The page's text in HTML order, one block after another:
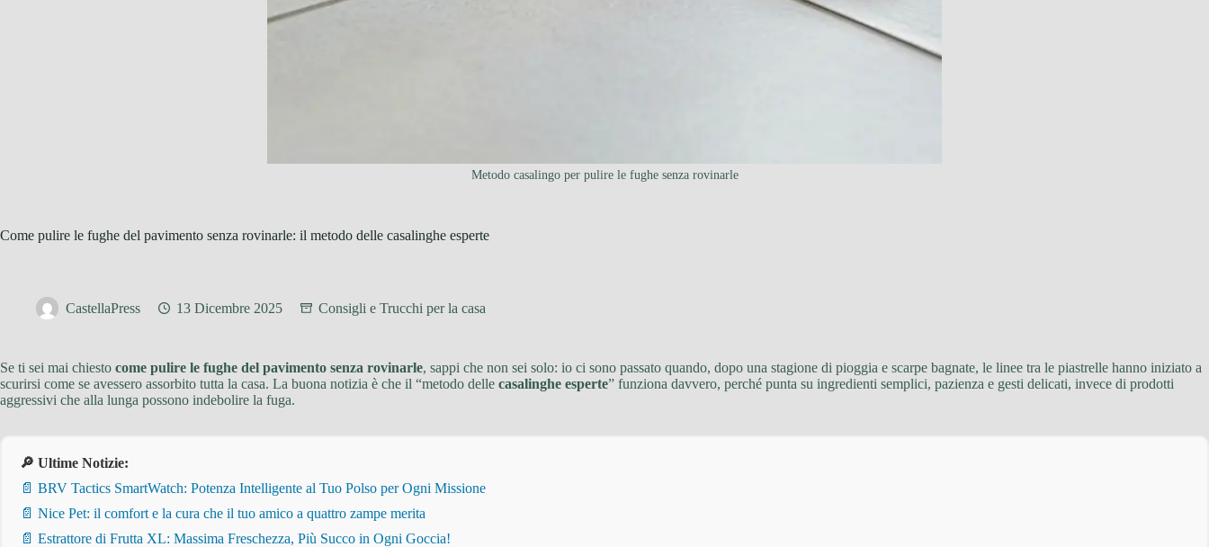
Metodo casalingo per pulire le fughe senza rovinarle
Come pulire le fughe del pavimento senza rovinarle: il metodo delle casalinghe esperte
CastellaPress 13 Dicembre 2025 Consigli e Trucchi per la casa
Se ti sei mai chiesto come pulire le fughe del pavimento senza rovinarle, sappi che non sei solo: io ci sono passato quando, dopo una stagione di pioggia e scarpe bagnate, le linee tra le piastrelle hanno iniziato a
scurirsi come se avessero assorbito tutta la casa. La buona notizia è che il “metodo delle casalinghe esperte” funziona davvero, perché punta su ingredienti semplici, pazienza e gesti delicati, invece di prodotti
aggressivi che alla lunga possono indebolire la fuga.
🔎 Ultime Notizie:
📄 BRV Tactics SmartWatch: Potenza Intelligente al Tuo Polso per Ogni Missione
📄 Nice Pet: il comfort e la cura che il tuo amico a quattro zampe merita
📄 Estrattore di Frutta XL: Massima Freschezza, Più Succo in Ogni Goccia!